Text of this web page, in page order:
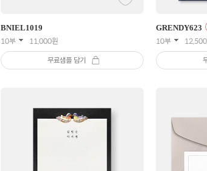
BNIEL1019
10부 11,000원
무료샘플 담기
GRENDY623
10부 12,500